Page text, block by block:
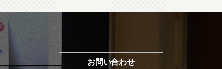
お問い合わせ